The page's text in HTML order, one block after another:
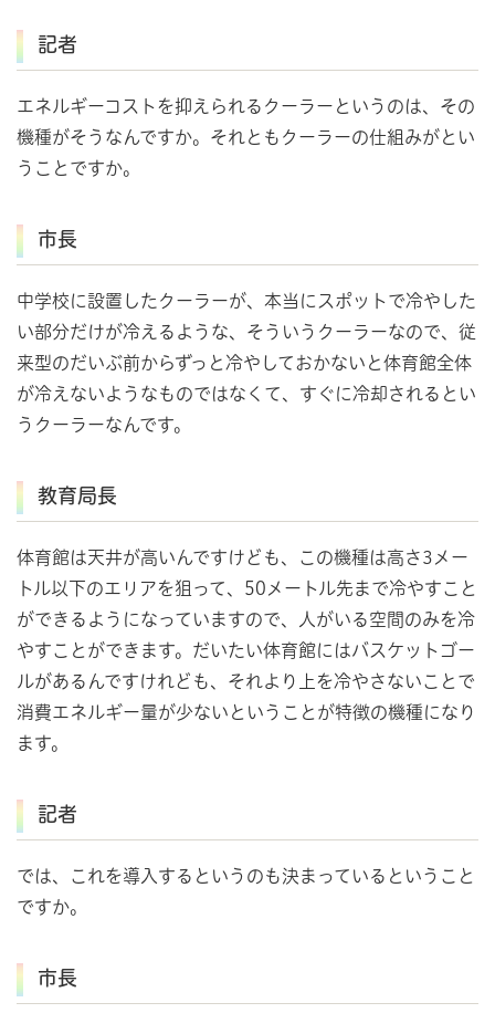
記者
エネルギーコストを抑えられるクーラーというのは、その
機種がそうなんですか。それともクーラーの仕組みがとい
うことですか。
市長
中学校に設置したクーラーが、本当にスポットで冷やした
い部分だけが冷えるような、そういうクーラーなので、従
来型のだいぶ前からずっと冷やしておかないと体育館全体
が冷えないようなものではなくて、すぐに冷却されるとい
うクーラーなんです。
教育局長
体育館は天井が高いんですけども、この機種は高さ3メー
トル以下のエリアを狙って、50メートル先まで冷やすこと
ができるようになっていますので、人がいる空間のみを冷
やすことができます。だいたい体育館にはバスケットゴー
ルがあるんですけれども、それより上を冷やさないことで
消費エネルギー量が少ないということが特徴の機種になり
ます。
記者
では、これを導入するというのも決まっているということ
ですか。
市長